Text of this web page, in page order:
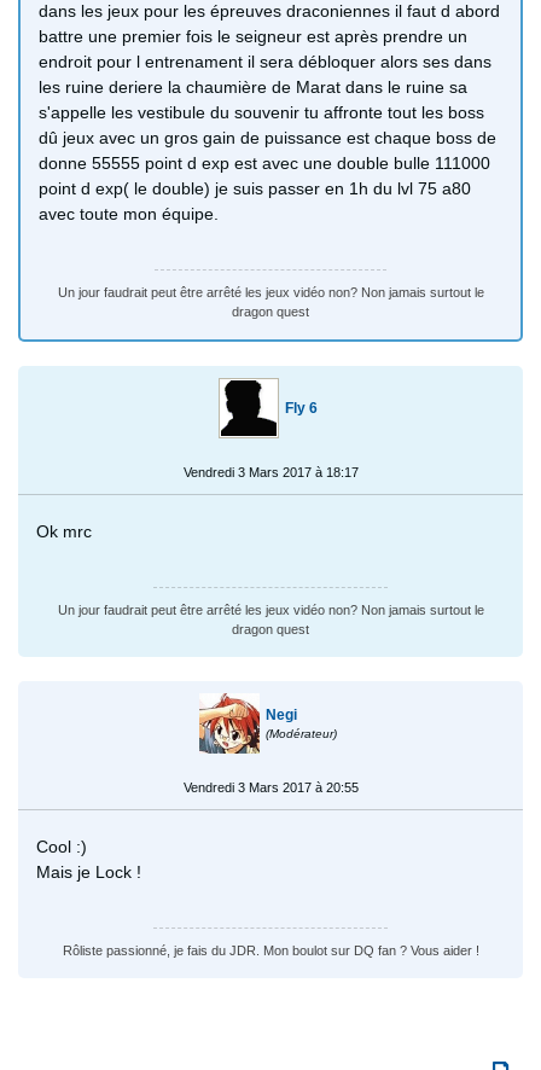
dans les jeux pour les épreuves draconiennes il faut d abord
battre une premier fois le seigneur est après prendre un
endroit pour l entrenament il sera débloquer alors ses dans
les ruine deriere la chaumière de Marat dans le ruine sa
s'appelle les vestibule du souvenir tu affronte tout les boss
dû jeux avec un gros gain de puissance est chaque boss de
donne 55555 point d exp est avec une double bulle 111000
point d exp( le double) je suis passer en 1h du lvl 75 a80
avec toute mon équipe.
Un jour faudrait peut être arrêté les jeux vidéo non? Non jamais surtout le
dragon quest
Fly 6
Vendredi 3 Mars 2017 à 18:17
Ok mrc
Un jour faudrait peut être arrêté les jeux vidéo non? Non jamais surtout le
dragon quest
Negi
(Modérateur)
Vendredi 3 Mars 2017 à 20:55
Cool :)
Mais je Lock !
Rôliste passionné, je fais du JDR. Mon boulot sur DQ fan ? Vous aider !